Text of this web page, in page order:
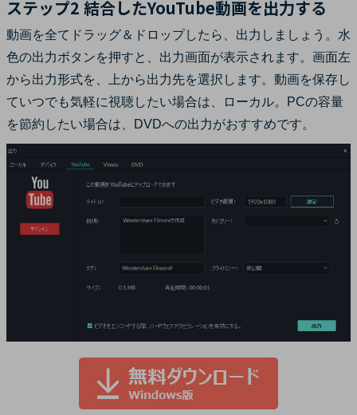
ステップ2 結合したYouTube動画を出力する
動画を全てドラッグ＆ドロップしたら、出力しましょう。水
色の出力ボタンを押すと、出力画面が表示されます。画面左
から出力形式を、上から出力先を選択します。動画を保存し
ていつでも気軽に視聴したい場合は、ローカル。PCの容量
を節約したい場合は、DVDへの出力がおすすめです。